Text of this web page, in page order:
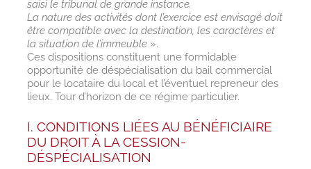
saisi le tribunal de grande instance.
La nature des activités dont l’exercice est envisagé doit
être compatible avec la destination, les caractères et
la situation de l’immeuble».
Ces dispositions constituent une formidable
opportunité de déspécialisation du bail commercial
pour le locataire du local et l’éventuel repreneur des
lieux. Tour d’horizon de ce régime particulier.
I. CONDITIONS LIÉES AU BÉNÉFICIAIRE
DU DROIT À LA CESSION-
DÉSPÉCIALISATION